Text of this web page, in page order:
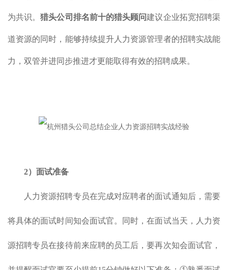
为共识。猎头公司排名前十的猎头顾问建议企业拓宽招聘渠
道资源的同时，能够持续提升人力资源管理者的招聘实战能
力，双管并进同步推进才更能取得有效的招聘成果。
2）面试准备
人力资源招聘专员在完成对应聘者的面试通知后，需要
将具体的面试时间知会面试官。同时，在面试当天，人力资
源招聘专员在接待前来应聘的员工后，要再次知会面试官，